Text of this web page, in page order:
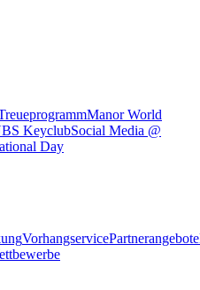
Manor World
KeyclubSocial Media @
Day
VorhangservicePartnerangebote